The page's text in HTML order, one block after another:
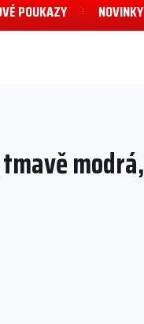
POUKAZY NOVINKY
modrá,